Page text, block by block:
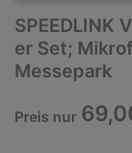
SPEEDLINK
er Set;
Messepark
Preis nur